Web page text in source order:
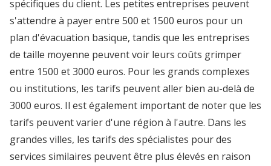
spécifiques du client. Les petites entreprises peuvent
s'attendre à payer entre 500 et 1500 euros pour un
plan d'évacuation basique, tandis que les entreprises
de taille moyenne peuvent voir leurs coûts grimper
entre 1500 et 3000 euros. Pour les grands complexes
ou institutions, les tarifs peuvent aller bien au-delà de
3000 euros. Il est également important de noter que les
tarifs peuvent varier d'une région à l'autre. Dans les
grandes villes, les tarifs des spécialistes pour des
services similaires peuvent être plus élevés en raison